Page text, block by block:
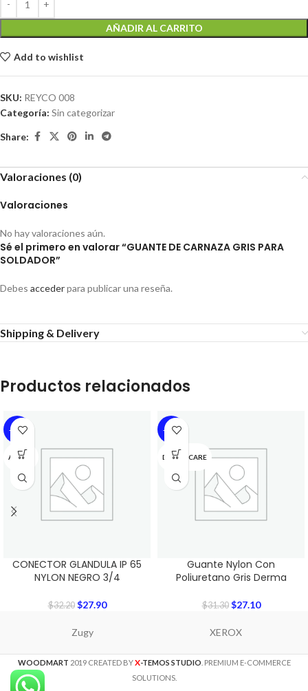
AÑADIR AL CARRITO
Add to wishlist
SKU: REYCO 008
Categoría: Sin categorizar
Share:
Valoraciones (0)
Valoraciones
No hay valoraciones aún.
Sé el primero en valorar “GUANTE DE CARNAZA GRIS PARA
SOLDADOR”
Debes accederpara publicar una reseña.
Shipping & Delivery
Productos relacionados
-13%
ARGOS
CONECTOR GLANDULA IP 65
NYLON NEGRO 3/4
$32.20 $27.90
-13%
DERMACARE
Guante Nylon Con
Poliuretano Gris Derma
$31.30 $27.10
Zugy XEROX
WOODMART 2019 CREATED BYX-TEMOS STUDIO . PREMIUM E-COMMERCE
SOLUTIONS.